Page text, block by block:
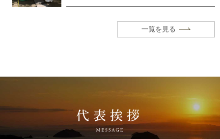
一覧を見る